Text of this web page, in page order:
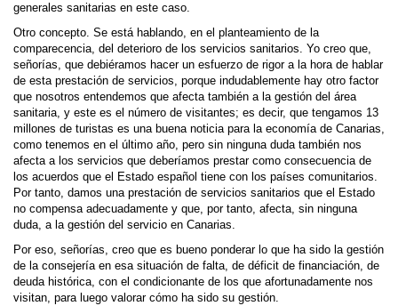
generales sanitarias en este caso.
Otro concepto. Se está hablando, en el planteamiento de la
comparecencia, del deterioro de los servicios sanitarios. Yo creo que,
señorías, que debiéramos hacer un esfuerzo de rigor a la hora de hablar
de esta prestación de servicios, porque indudablemente hay otro factor
que nosotros entendemos que afecta también a la gestión del área
sanitaria, y este es el número de visitantes; es decir, que tengamos 13
millones de turistas es una buena noticia para la economía de Canarias,
como tenemos en el último año, pero sin ninguna duda también nos
afecta a los servicios que deberíamos prestar como consecuencia de
los acuerdos que el Estado español tiene con los países comunitarios.
Por tanto, damos una prestación de servicios sanitarios que el Estado
no compensa adecuadamente y que, por tanto, afecta, sin ninguna
duda, a la gestión del servicio en Canarias.
Por eso, señorías, creo que es bueno ponderar lo que ha sido la gestión
de la consejería en esa situación de falta, de déficit de financiación, de
deuda histórica, con el condicionante de los que afortunadamente nos
visitan, para luego valorar cómo ha sido su gestión.